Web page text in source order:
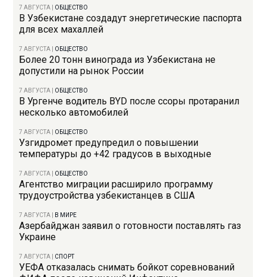
7 АВГУСТА ОБЩЕСТВО
В Узбекистане создадут энергетические паспорта
для всех махаллей
7 АВГУСТА ОБЩЕСТВО
Более 20 тонн винограда из Узбекистана не
допустили на рынок России
7 АВГУСТА ОБЩЕСТВО
В Ургенче водитель BYD после ссоры протаранил
несколько автомобилей
7 АВГУСТА ОБЩЕСТВО
Узгидромет предупредил о повышении
температуры до +42 градусов в выходные
7 АВГУСТА ОБЩЕСТВО
Агентство миграции расширило программу
трудоустройства узбекистанцев в США
7 АВГУСТА В МИРЕ
Азербайджан заявил о готовности поставлять газ
Украине
7 АВГУСТА СПОРТ
УЕФА отказалась снимать бойкот соревнований